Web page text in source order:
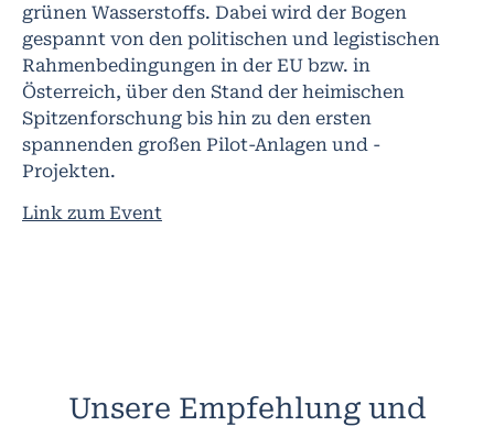
grünen Wasserstoffs. Dabei wird der Bogen
gespannt von den politischen und legistischen
Rahmenbedingungen in der EU bzw. in
Österreich, über den Stand der heimischen
Spitzenforschung bis hin zu den ersten
spannenden großen Pilot-Anlagen und -
Projekten.
Link zum Event
Unsere Empfehlung und